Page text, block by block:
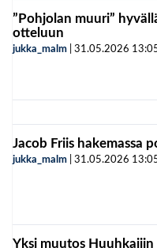
”Pohjolan muuri”
otteluun
jukka_malm 31.05.2026
Jacob Friis hakemassa
jukka_malm 31.05.2026
Yksi muutos Huuhkajiin